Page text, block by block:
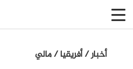
أخبار/أفريقيا/مالي